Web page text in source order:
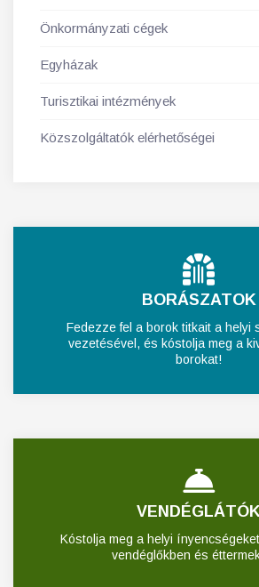
Önkormányzati cégek
Egyházak
Turisztikai intézmények
Közszolgáltatók elérhetőségei
BORÁSZATOK
Fedezze fel a borok titkait a helyi
vezetésével, és kóstolja meg a
borokat!
Kóstolja meg a helyi
vendéglőkben és